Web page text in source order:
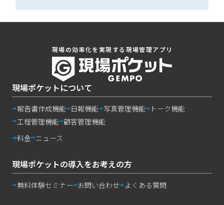
現場の効率化を実現する現場管理アプリ
現場ポケットについて
報告書作成機能 日報機能 写真管理機能
トーク機能
工程管理機能 顧客管理機能
料金 ニュース
現場ポケットの導入をお考えの方
無料体験セミナー お問い合わせ よくある質問